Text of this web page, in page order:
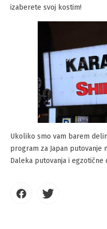
izaberete svoj kostim!
Ukoliko smo vam barem
program za Japan putovanje
Daleka putovanja i